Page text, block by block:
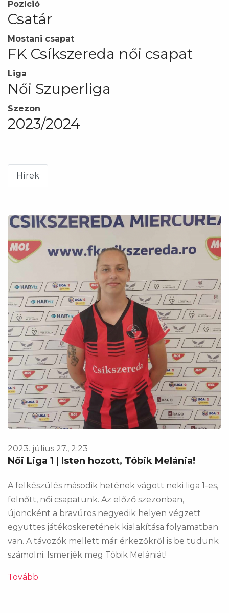
Pozíció
Csatár
Mostani csapat
FK Csíkszereda női csapat
Liga
Női Szuperliga
Szezon
2023/2024
Hírek
2023. július 27., 2:23
Női Liga 1 | Isten hozott, Tóbik Melánia!
​​​​​​​A felkészülés második hetének vágott neki liga 1-es,
felnőtt, női csapatunk. Az előző szezonban,
újoncként a bravúros negyedik helyen végzett
együttes játékoskeretének kialakítása folyamatban
van. A távozók mellett már érkezőkről is be tudunk
számolni. Ismerjék meg Tóbik Melániát!
Tovább